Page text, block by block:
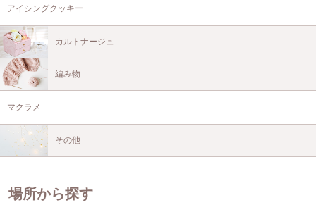
アイシングクッキー
カルトナージュ
編み物
マクラメ
その他
場所から探す